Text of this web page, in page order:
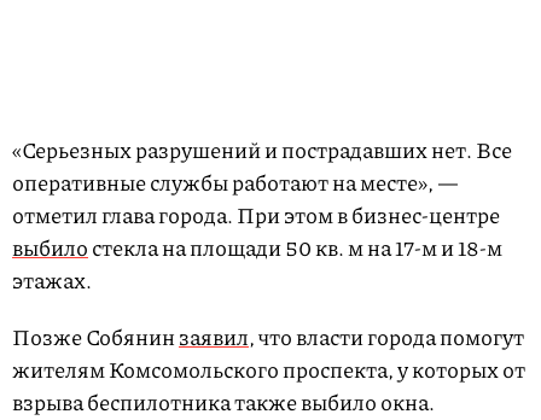
«Серьезных разрушений и пострадавших нет. Все
оперативные службы работают на месте», —
отметил глава города. При этом в бизнес-центре
выбилостекла на площади 50 кв. м на 17-м и 18-м
этажах.
Позже Собянинзаявил, что власти города помогут
жителям Комсомольского проспекта, у которых от
взрыва беспилотника также выбило окна.